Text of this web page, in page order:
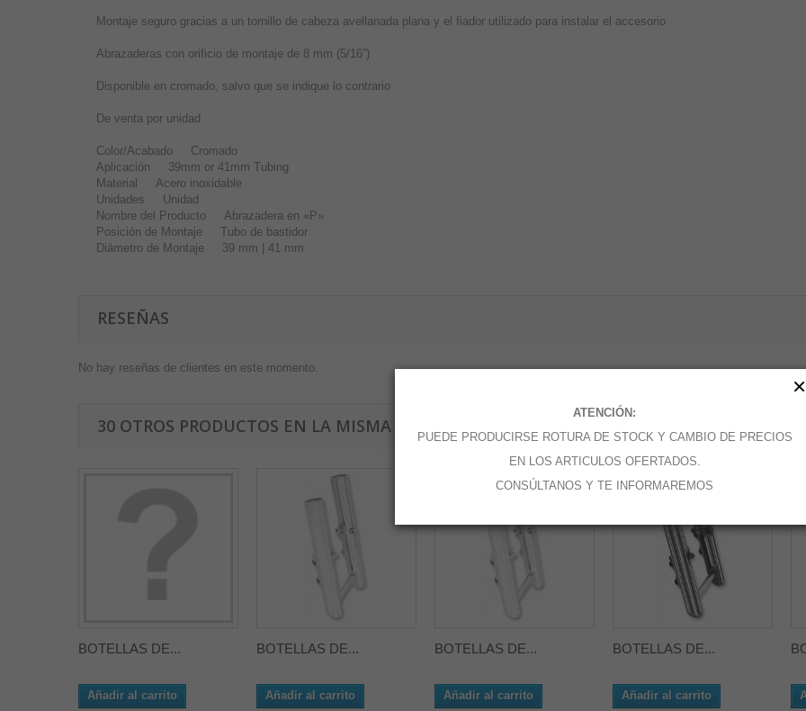
Montaje seguro gracias a un tornillo de cabeza avellanada plana y el fiador utilizado para instalar el accesorio
Abrazaderas con orificio de montaje de 8 mm (5/16”)
Disponible en cromado, salvo que se indique lo contrario
De venta por unidad
Color/Acabado Cromado
Aplicación 39mm or 41mm Tubing
Material Acero inoxidable
Unidades Unidad
Nombre del Producto Abrazadera en «P»
Posición de Montaje Tubo de bastidor
Diámetro de Montaje 39 mm | 41 mm
RESEÑAS
No hay reseñas de clientes en este momento.
30 OTROS PRODUCTOS EN LA MISMA CATEGORÍA:
BOTELLAS DE...
Añadir al carrito
BOTELLAS DE...
Añadir al carrito
BOTELLAS DE...
Añadir al carrito
BOTELLAS DE...
Añadir al carrito
ATENCIÓN:
PUEDE PRODUCIRSE ROTURA DE STOCK Y CAMBIO DE PRECIOS
EN LOS ARTICULOS OFERTADOS.
CONSÚLTANOS Y TE INFORMAREMOS
×